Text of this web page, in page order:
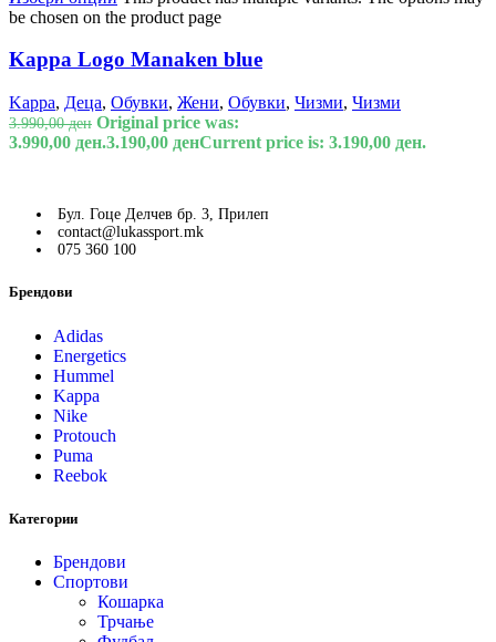
be chosen on the product page
Kappa Logo Manaken blue
Kappa, Деца, Обувки, Жени, Обувки, Чизми, Чизми
3.990,00ден Original price was:
3.990,00 ден.3.190,00 денCurrent price is: 3.190,00 ден.
Бул. Гоце Делчев бр. 3, Прилеп
contact@lukassport.mk
075 360 100
Брендови
Adidas
Energetics
Hummel
Kappa
Nike
Protouch
Puma
Reebok
Категории
Брендови
Спортови
Кошарка
Трчање